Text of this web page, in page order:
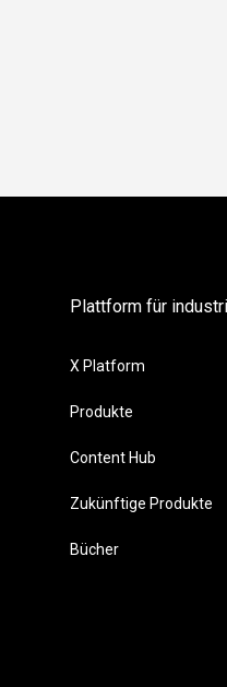
Plattform für
X Platform
Produkte
Content Hub
Zukünftige Produkte
Bücher